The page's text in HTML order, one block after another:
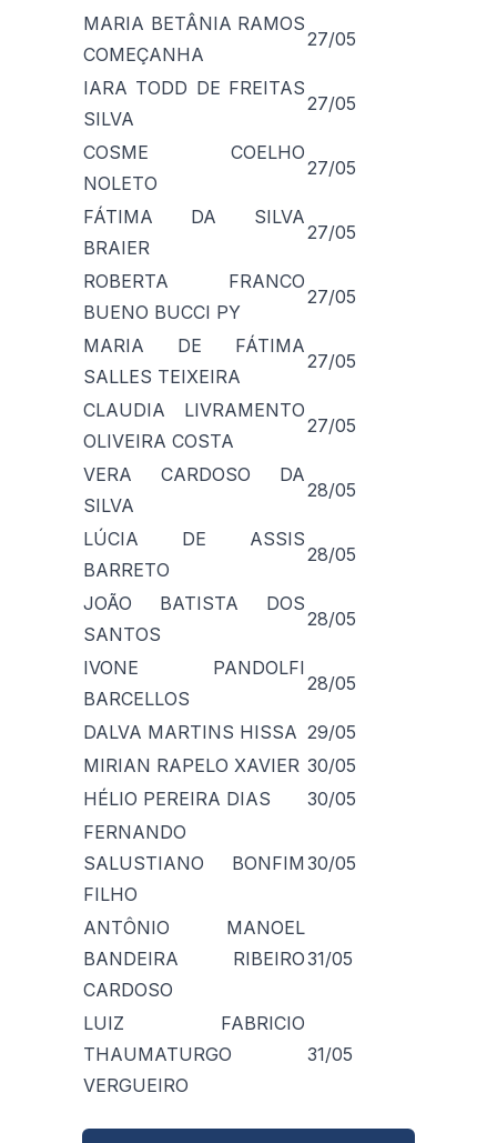
MARIA BETÂNIA RAMOS
COMEÇANHA
27/05
IARA TODD DE FREITAS
SILVA
27/05
COSME COELHO
NOLETO
27/05
FÁTIMA DA SILVA
BRAIER
27/05
ROBERTA FRANCO
BUENO BUCCI PY
27/05
MARIA DE FÁTIMA
SALLES TEIXEIRA
27/05
CLAUDIA LIVRAMENTO
OLIVEIRA COSTA
27/05
VERA CARDOSO DA
SILVA
28/05
LÚCIA DE ASSIS
BARRETO
28/05
JOÃO BATISTA DOS
SANTOS
28/05
IVONE PANDOLFI
BARCELLOS
28/05
DALVA MARTINS HISSA 29/05
MIRIAN RAPELO XAVIER 30/05
HÉLIO PEREIRA DIAS
30/05
FERNANDO
SALUSTIANO BONFIM
FILHO
30/05
ANTÔNIO MANOEL
BANDEIRA RIBEIRO
CARDOSO
31/05
LUIZ FABRICIO
THAUMATURGO
VERGUEIRO
31/05